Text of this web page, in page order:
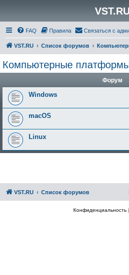
FAQ Правила Связаться с
VST.RU Список форумов
Компьютерные
Форум
Windows
macOS
Linux
VST.RU Список форумов
Конфиденциальность|